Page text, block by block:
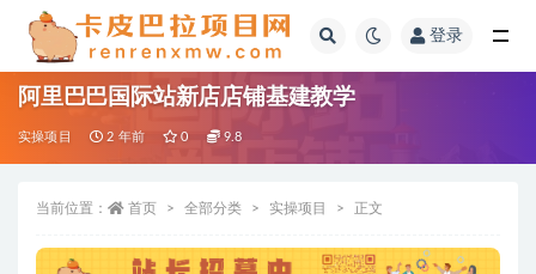
登录
阿里巴巴国际站新店店铺基建教学
实操项目 2 年前 0 9.8
当前位置： 首页 全部分类 实操项目 正文
全部